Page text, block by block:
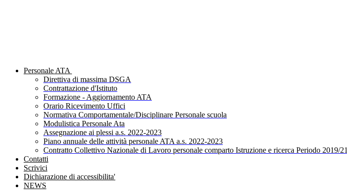
Personale ATA
Direttiva di massima DSGA
Contrattazione d'Istituto
Formazione - Aggiornamento ATA
Orario Ricevimento Uffici
Normativa Comportamentale/Disciplinare Personale scuola
Modulistica Personale Ata
Assegnazione ai plessi a.s. 2022-2023
Piano annuale delle attività personale ATA a.s. 2022-2023
Contratto Collettivo Nazionale di Lavoro personale comparto Istruzione e ricerca Periodo 2019/21
Contatti
Scrivici
Dichiarazione di accessibilita'
NEWS